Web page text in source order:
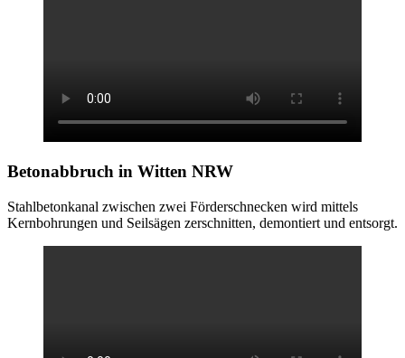
Betonabbruch in Witten NRW
Stahlbetonkanal zwischen zwei Förderschnecken wird mittels
Kernbohrungen und Seilsägen zerschnitten, demontiert und entsorgt.